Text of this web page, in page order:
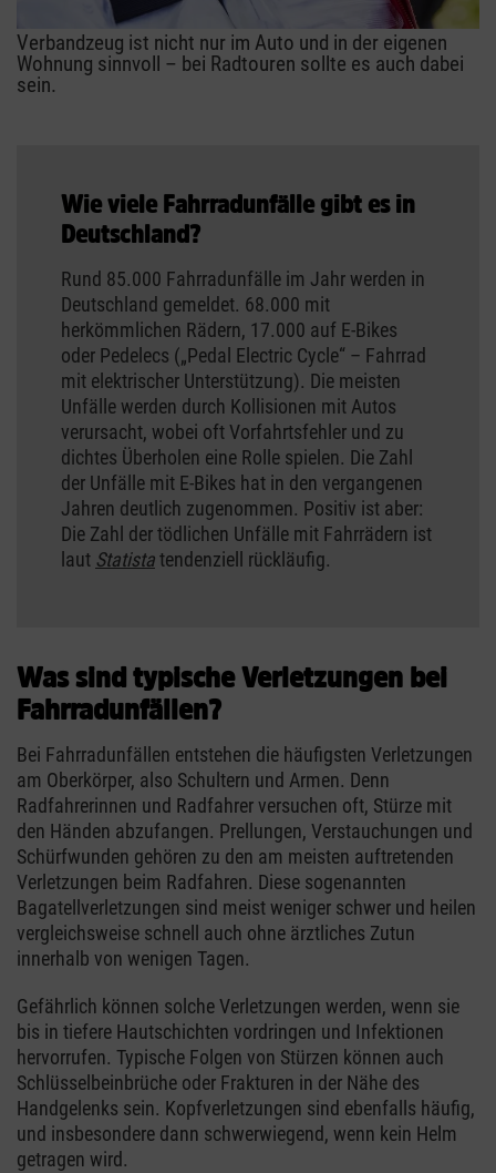
Verbandzeug ist nicht nur im Auto und in der eigenen
Wohnung sinnvoll – bei Radtouren sollte es auch dabei
sein.
Wie viele Fahrradunfälle gibt es in
Deutschland?
Rund 85.000 Fahrradunfälle im Jahr werden in
Deutschland gemeldet. 68.000 mit
herkömmlichen Rädern, 17.000 auf E-Bikes
oder Pedelecs („Pedal Electric Cycle“ – Fahrrad
mit elektrischer Unterstützung). Die meisten
Unfälle werden durch Kollisionen mit Autos
verursacht, wobei oft Vorfahrtsfehler und zu
dichtes Überholen eine Rolle spielen. Die Zahl
der Unfälle mit E-Bikes hat in den vergangenen
Jahren deutlich zugenommen. Positiv ist aber:
Die Zahl der tödlichen Unfälle mit Fahrrädern ist
laut Statistatendenziell rückläufig.
Was sind typische Verletzungen bei
Fahrradunfällen?
Bei Fahrradunfällen entstehen die häufigsten Verletzungen
am Oberkörper, also Schultern und Armen. Denn
Radfahrerinnen und Radfahrer versuchen oft, Stürze mit
den Händen abzufangen. Prellungen, Verstauchungen und
Schürfwunden gehören zu den am meisten auftretenden
Verletzungen beim Radfahren. Diese sogenannten
Bagatellverletzungen sind meist weniger schwer und heilen
vergleichsweise schnell auch ohne ärztliches Zutun
innerhalb von wenigen Tagen.
Gefährlich können solche Verletzungen werden, wenn sie
bis in tiefere Hautschichten vordringen und Infektionen
hervorrufen. Typische Folgen von Stürzen können auch
Schlüsselbeinbrüche oder Frakturen in der Nähe des
Handgelenks sein. Kopfverletzungen sind ebenfalls häufig,
und insbesondere dann schwerwiegend, wenn kein Helm
getragen wird.